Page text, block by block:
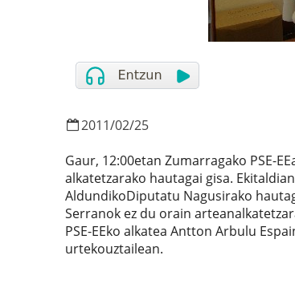
2011/02/25
Gaur, 12:00etan Zumarragako PSE-
alkatetzarako hautagai gisa.
AldundikoDiputatu Nagusirako
Serranok ez du orain
PSE-EEko alkatea Antton Arbulu
urtekouztailean.